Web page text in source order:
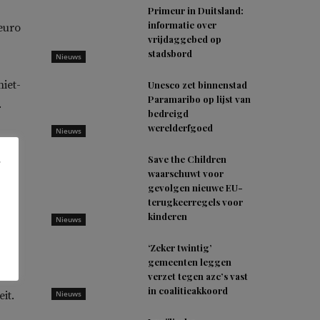
Nieuws
Primeur in Duitsland:
informatie over
vrijdaggebed op
stadsbord
Nieuws
Unesco zet binnenstad
Paramaribo op lijst van
bedreigd
werelderfgoed
Nieuws
Save the Children
waarschuwt voor
gevolgen nieuwe EU-
terugkeerregels voor
kinderen
Nieuws
‘Zeker twintig’
gemeenten leggen
verzet tegen azc’s vast
in coalitieakkoord